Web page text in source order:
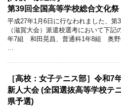
第39回全国高等学校総合文化祭
平成27年1月6日に行なわれました、第
（滋賀大会）派遣校選考において下
年7組 和田晃昌、普通科1年8組 奥野
［高校：女子テニス部］令和7
新人大会 (全国選抜高等学校テ
県予選)